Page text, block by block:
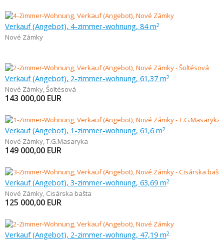
Verkauf (Angebot), 4-zimmer-wohnung, 84 m2
Nové Zámky
Verkauf (Angebot), 2-zimmer-wohnung, 61,37 m2
Nové Zámky,Šoltésová
143 000,00 EUR
Verkauf (Angebot), 1-zimmer-wohnung, 61,6 m2
Nové Zámky,T.G.Masaryka
149 000,00 EUR
Verkauf (Angebot), 3-zimmer-wohnung, 63,69 m2
Nové Zámky, Cisárska bašta
125 000,00 EUR
Verkauf (Angebot), 2-zimmer-wohnung, 47,19 m2